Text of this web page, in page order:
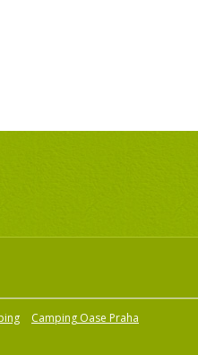
Camping Oase Praha